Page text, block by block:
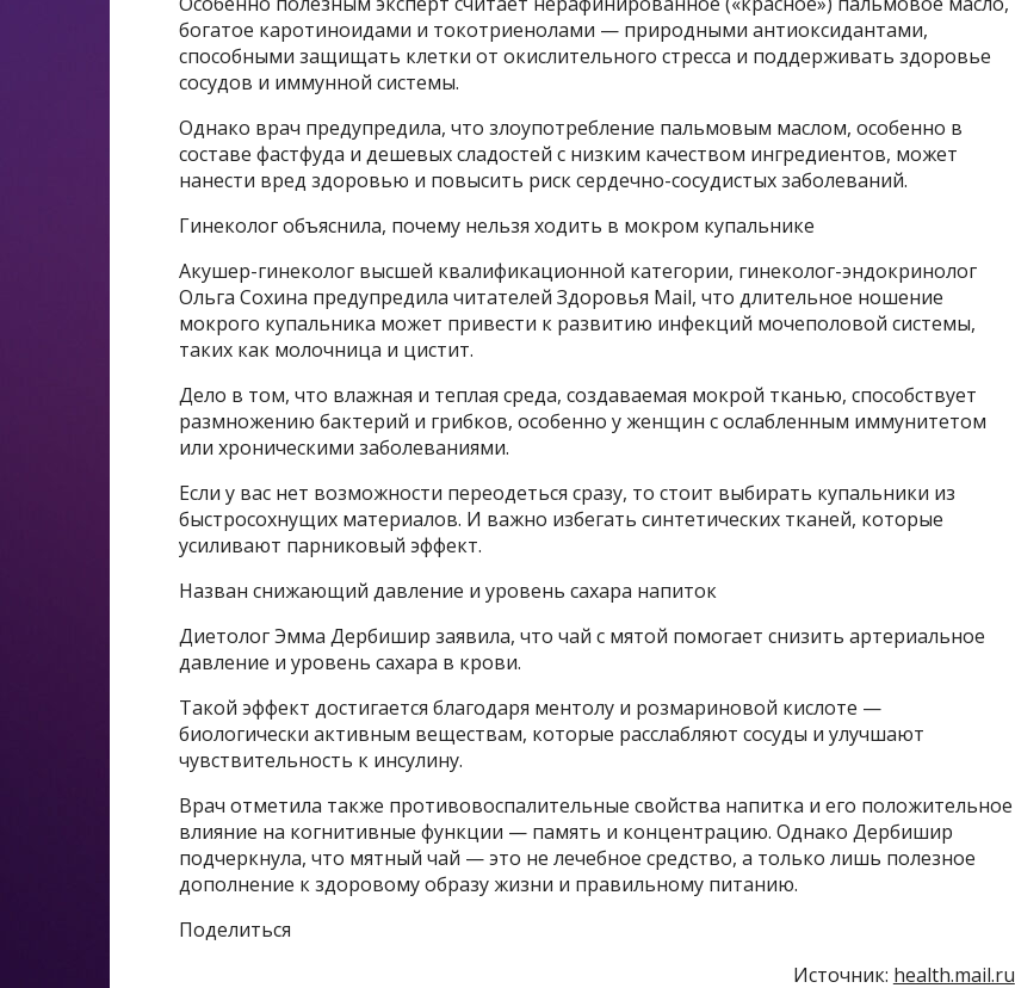
богатое каротиноидами и токотриенолами — природными антиоксидантами,
способными защищать клетки от окислительного стресса и поддерживать здоровье
сосудов и иммунной системы.
Однако врач предупредила, что злоупотребление пальмовым маслом, особенно в
составе фастфуда и дешевых сладостей с низким качеством ингредиентов, может
нанести вред здоровью и повысить риск сердечно-сосудистых заболеваний.
Гинеколог объяснила, почему нельзя ходить в мокром купальнике
Акушер-гинеколог высшей квалификационной категории, гинеколог-эндокринолог
Ольга Сохина предупредила читателей Здоровья Mail, что длительное ношение
мокрого купальника может привести к развитию инфекций мочеполовой системы,
таких как молочница и цистит.
Дело в том, что влажная и теплая среда, создаваемая мокрой тканью, способствует
размножению бактерий и грибков, особенно у женщин с ослабленным иммунитетом
или хроническими заболеваниями.
Если у вас нет возможности переодеться сразу, то стоит выбирать купальники из
быстросохнущих материалов. И важно избегать синтетических тканей, которые
усиливают парниковый эффект.
Назван снижающий давление и уровень сахара напиток
Диетолог Эмма Дербишир заявила, что чай с мятой помогает снизить артериальное
давление и уровень сахара в крови.
Такой эффект достигается благодаря ментолу и розмариновой кислоте —
биологически активным веществам, которые расслабляют сосуды и улучшают
чувствительность к инсулину.
Врач отметила также противовоспалительные свойства напитка и его положительное
влияние на когнитивные функции — память и концентрацию. Однако Дербишир
подчеркнула, что мятный чай — это не лечебное средство, а только лишь полезное
дополнение к здоровому образу жизни и правильному питанию.
Поделиться
Источник: health.mail.ru